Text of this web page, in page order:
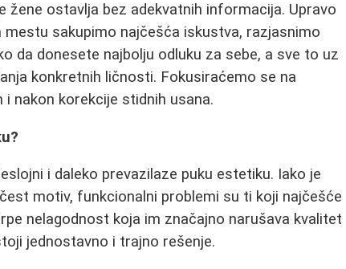
žene ostavlja bez adekvatnih informacija. Upravo
sakupimo najčešća iskustva, razjasnimo
da donesete najbolju odluku za sebe, a sve to uz
konkretnih ličnosti. Fokusiraćemo se na
nakon korekcije stidnih usana.
i daleko prevazilaze puku estetiku. Iako je
motiv, funkcionalni problemi su ti koji najčešće
nelagodnost koja im značajno narušava kvalitet
jednostavno i trajno rešenje.